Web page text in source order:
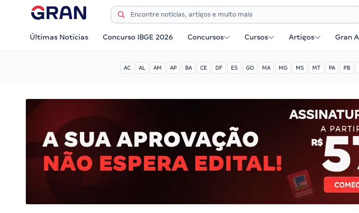
Últimas Notícias Concurso IBGE 2026 Concursos Cursos Artigos Gran
AC AL AM AP BA CE DF ES GO MA MG MS MT PA PB